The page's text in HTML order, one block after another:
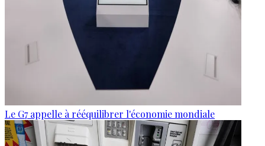
Le G7 appelle à rééquilibrer l'économie mondiale